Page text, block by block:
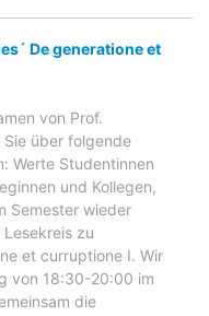
De generatione et
von Prof.
Sie über folgende
Werte Studentinnen
und Kollegen,
Semester wieder
zu
et curruptione I. Wir
von 18:30-20:00 im
die